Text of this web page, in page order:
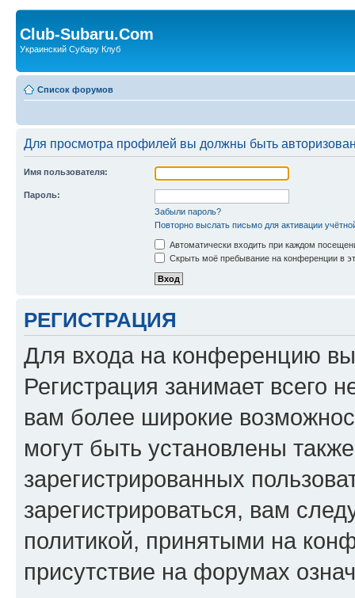
Club-Subaru.Com
Украинский Субару Клуб
Список форумов
Для просмотра профилей вы должны быть
Имя пользователя:
Пароль:
Забыли пароль?
Повторно выслать письмо для активации
Автоматически входить при каждом
Скрыть моё пребывание на конференции в
РЕГИСТРАЦИЯ
Для входа на конференцию
Регистрация занимает всего
вам более широкие
могут быть установлены
зарегистрированных
зарегистрироваться, вам
политикой, принятыми на
присутствие на форумах